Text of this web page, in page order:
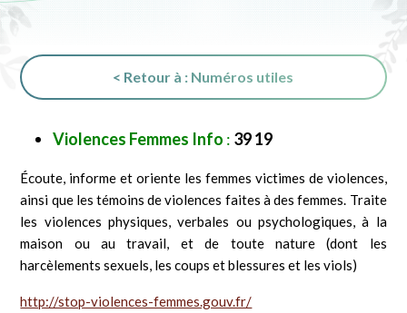
< Retour à : Numéros utiles
Violences Femmes Info : 39 19
Écoute, informe et oriente les femmes victimes de violences,
ainsi que les témoins de violences faites à des femmes. Traite
les violences physiques, verbales ou psychologiques, à la
maison ou au travail, et de toute nature (dont les
harcèlements sexuels, les coups et blessures et les viols)
http://stop-violences-femmes.gouv.fr/